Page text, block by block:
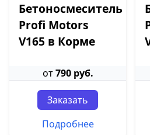
Бетоносмеситель
Profi Motors
V165 в Корме
от790 руб.
Заказать
Подробнее